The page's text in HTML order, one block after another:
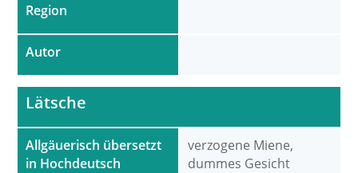
Region
Autor
Allgäuerisch übersetzt
in Hochdeutsch
Lätsche
verzogene Miene,
dummes Gesicht